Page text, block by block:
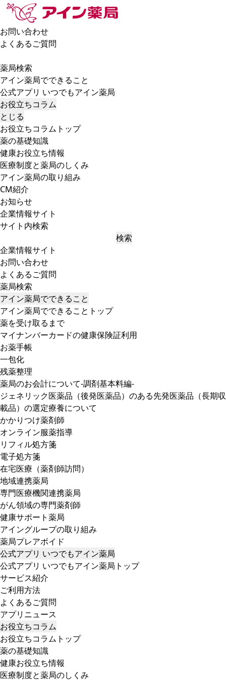
お問い合わせ
よくあるご質問
薬局検索
アイン薬局でできること
公式アプリ いつでもアイン薬局
お役立ちコラム
とじる
お役立ちコラムトップ
薬の基礎知識
健康お役立ち情報
医療制度と薬局のしくみ
アイン薬局の取り組み
CM紹介
お知らせ
企業情報サイト
サイト内検索
検索
企業情報サイト
お問い合わせ
よくあるご質問
薬局検索
アイン薬局でできること
アイン薬局でできることトップ
薬を受け取るまで
マイナンバーカードの健康保険証利用
お薬手帳
一包化
残薬整理
薬局のお会計について-調剤基本料編-
ジェネリック医薬品（後発医薬品）のある先発医薬品（長期収
載品）の選定療養について
かかりつけ薬剤師
オンライン服薬指導
リフィル処方箋
電子処方箋
在宅医療（薬剤師訪問）
地域連携薬局
専門医療機関連携薬局
がん領域の専門薬剤師
健康サポート薬局
アイングループの取り組み
薬局プレアボイド
公式アプリ いつでもアイン薬局
公式アプリ いつでもアイン薬局トップ
サービス紹介
ご利用方法
よくあるご質問
アプリニュース
お役立ちコラム
お役立ちコラムトップ
薬の基礎知識
健康お役立ち情報
医療制度と薬局のしくみ